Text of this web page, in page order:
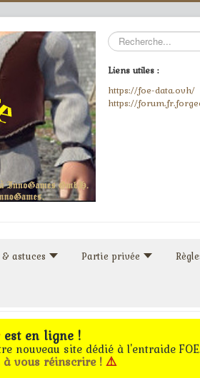
Rechercher
Liens utiles :
https://foe-data.ovh/
https://
astuces Partie privée
est en ligne !
nouveau site dédié à l'entraide FOE.
à vous réinscrire !⚠️